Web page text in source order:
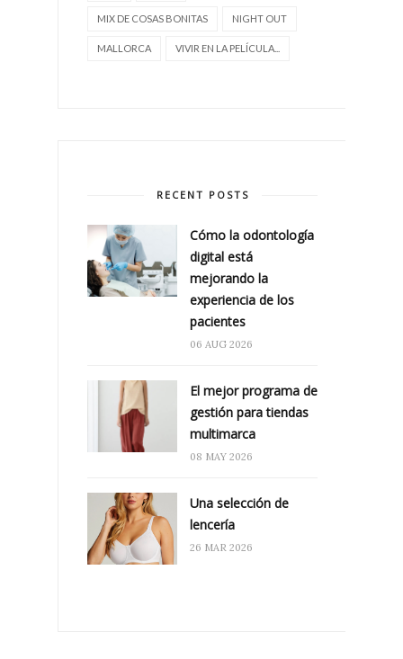
MIX DE COSAS BONITAS NIGHT OUT
MALLORCA VIVIR EN LA PELÍCULA...
RECENT POSTS
Cómo la odontología
digital está
mejorando la
experiencia de los
pacientes
06 AUG 2026
El mejor programa de
gestión para tiendas
multimarca
08 MAY 2026
Una selección de
lencería
26 MAR 2026